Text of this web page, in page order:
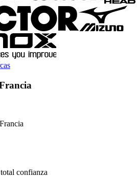
confianza